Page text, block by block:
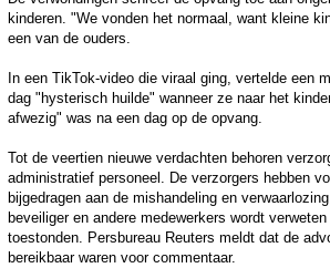
kinderen. "We vonden het normaal, want kleine
een van de ouders.
In een TikTok-video die viraal ging, vertelde een
dag "hysterisch huilde" wanneer ze naar het
afwezig" was na een dag op de opvang.
Tot de veertien nieuwe verdachten behoren
administratief personeel. De verzorgers hebben
bijgedragen aan de mishandeling en
beveiliger en andere medewerkers wordt
toestonden. Persbureau Reuters meldt dat de
bereikbaar waren voor commentaar.